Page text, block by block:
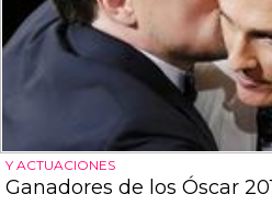
Y ACTUACIONES
Ganadores de los Óscar